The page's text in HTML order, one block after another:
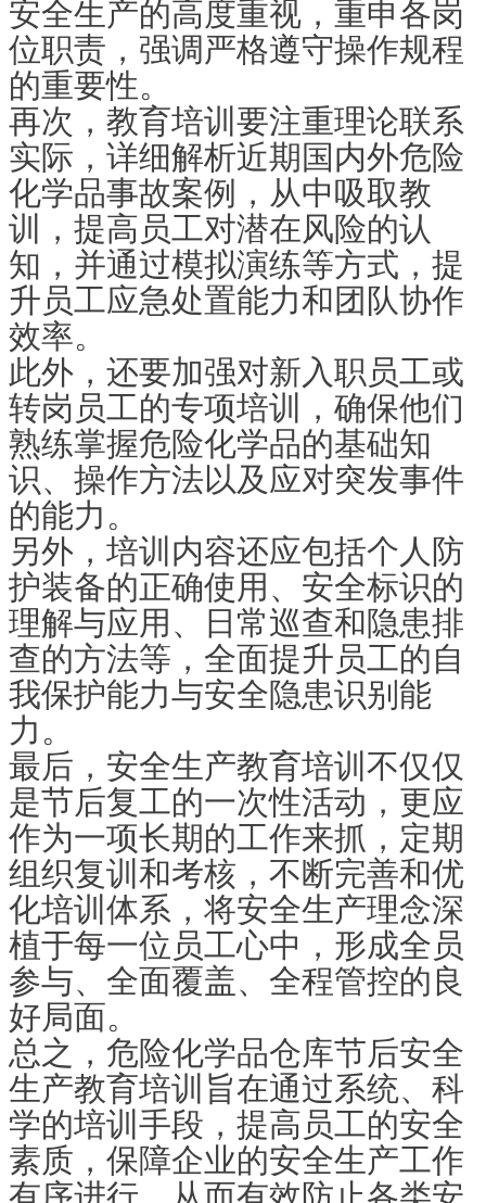
安全生产的高度重视，重申各岗
位职责，强调严格遵守操作规程
的重要性。
再次，教育培训要注重理论联系
实际，详细解析近期国内外危险
化学品事故案例，从中吸取教
训，提高员工对潜在风险的认
知，并通过模拟演练等方式，提
升员工应急处置能力和团队协作
效率。
此外，还要加强对新入职员工或
转岗员工的专项培训，确保他们
熟练掌握危险化学品的基础知
识、操作方法以及应对突发事件
的能力。
另外，培训内容还应包括个人防
护装备的正确使用、安全标识的
理解与应用、日常巡查和隐患排
查的方法等，全面提升员工的自
我保护能力与安全隐患识别能
力。
最后，安全生产教育培训不仅仅
是节后复工的一次性活动，更应
作为一项长期的工作来抓，定期
组织复训和考核，不断完善和优
化培训体系，将安全生产理念深
植于每一位员工心中，形成全员
参与、全面覆盖、全程管控的良
好局面。
总之，危险化学品仓库节后安全
生产教育培训旨在通过系统、科
学的培训手段，提高员工的安全
素质，保障企业的安全生产工作